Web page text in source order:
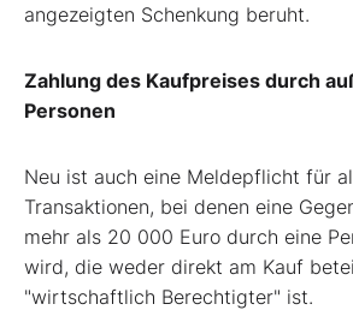
angezeigten Schenkung beruht.
Zahlung des Kaufpreises durch
Personen
Neu ist auch eine Meldepflicht für
Transaktionen, bei denen eine
mehr als 20 000 Euro durch eine
wird, die weder direkt am Kauf
"wirtschaftlich Berechtigter" ist.